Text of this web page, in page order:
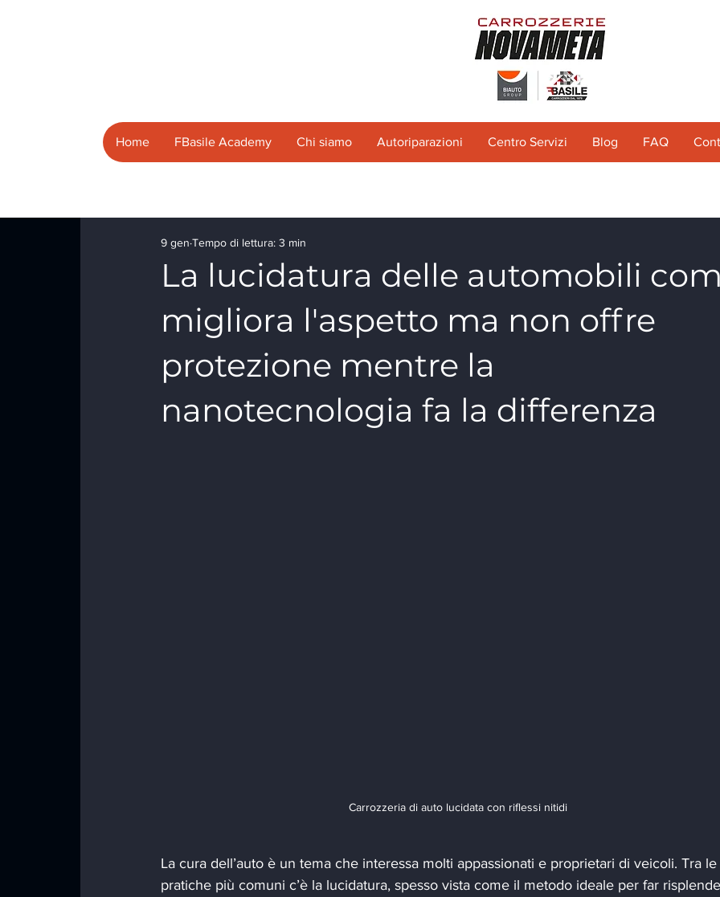
Home FBasile Academy Chi siamo Autoriparazioni Centro Servizi Blog FAQ
La lucidatura delle automobili
migliora l'aspetto ma non offre
protezione mentre la
nanotecnologia fa la differenza
9 gen Tempo di lettura: 3 min
Carrozzeria di auto lucidata con riflessi nitidi
La cura dell’auto è un tema che interessa molti appassionati e proprietari di veicoli. Tra le
pratiche più comuni c’è la lucidatura, spesso vista come il metodo ideale per far